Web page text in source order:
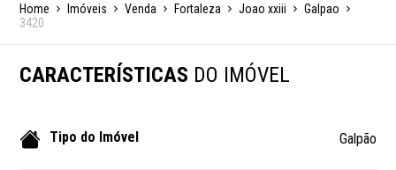
Home Imóveis Venda Fortaleza Joao xxiii
Galpao
3420
CARACTERÍSTICAS DO IMÓVEL
Tipo do Imóvel Galpão